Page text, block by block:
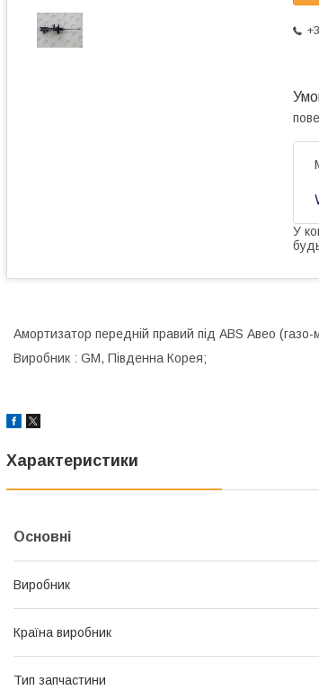
У
Амортизатор передній правий під ABS Авео
Виробник : GM, Південна Корея;
Характеристики
Основні
Виробник
Країна виробник
Тип запчастини